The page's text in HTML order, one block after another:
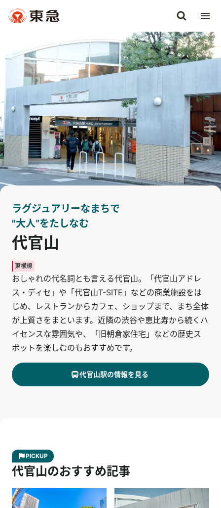
ラグジュアリーなまちで
"大人”をたしなむ
代官山
東横線
おしゃれの代名詞とも言える代官山。「代官山アドレ
ス・ディセ」や「代官山T-SITE」などの商業施設をは
じめ、レストランからカフェ、ショップまで、まち全体
が上質さをまといます。近隣の渋谷や恵比寿から続くハ
イセンスな雰囲気や、「旧朝倉家住宅」などの歴史ス
ポットを楽しむのもおすすめです。
代官山駅の情報を見る
PICKUP
代官山のおすすめ記事